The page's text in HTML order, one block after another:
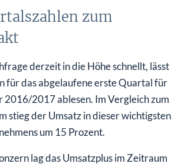
zum
derzeit in die Höhe schnellt, lässt
für das abgelaufene erste Quartal für
2016/2017 ablesen. Im Vergleich zum
stieg der Umsatz in dieser wichtigsten
um 15 Prozent.
lag das Umsatzplus im Zeitraum